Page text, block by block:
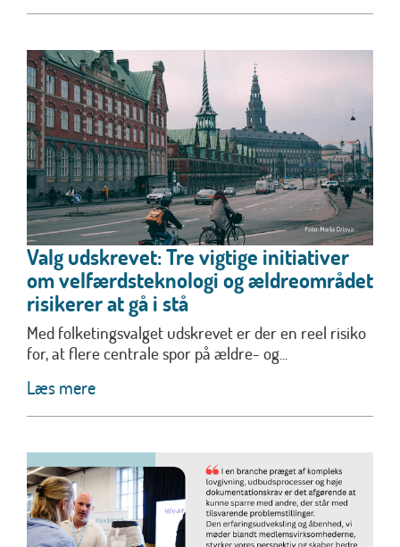
Valg udskrevet: Tre vigtige initiativer
om velfærdsteknologi og ældreområdet
risikerer at gå i stå
Med folketingsvalget udskrevet er der en reel risiko
for, at flere centrale spor på ældre- og...
Læs mere